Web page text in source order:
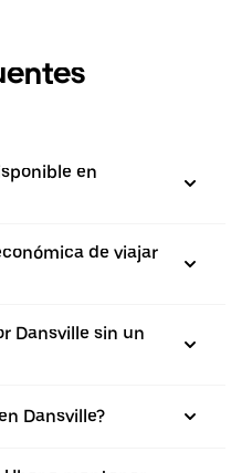
en
de viajar
Dansville sin un
Dansville?